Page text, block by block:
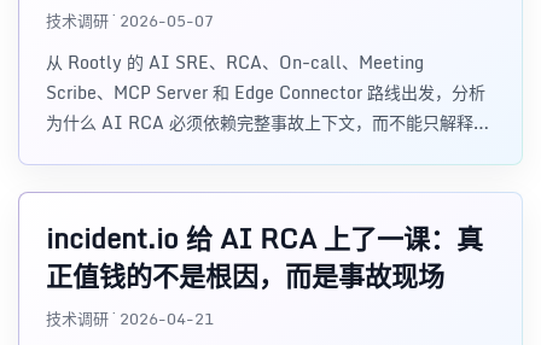
技术调研 · 2026-05-07
从 Rootly 的 AI SRE、RCA、On-call、Meeting
Scribe、MCP Server 和 Edge Connector 路线出发，分析
为什么 AI RCA 必须依赖完整事故上下文，而不能只解释单
incident.io 给 AI RCA 上了一课：真
正值钱的不是根因，而是事故现场
技术调研 · 2026-04-21